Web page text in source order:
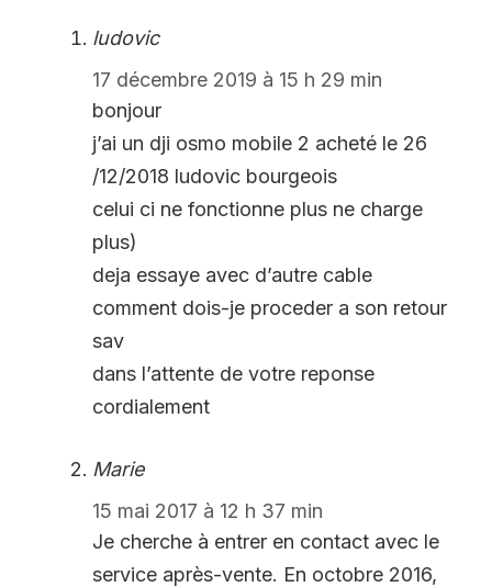
ludovic
17 décembre 2019 à 15 h 29 min
bonjour
j’ai un dji osmo mobile 2 acheté le 26
/12/2018 ludovic bourgeois
celui ci ne fonctionne plus ne charge
plus)
deja essaye avec d’autre cable
comment dois-je proceder a son retour
sav
dans l’attente de votre reponse
cordialement
Marie
15 mai 2017 à 12 h 37 min
Je cherche à entrer en contact avec le
service après-vente. En octobre 2016,